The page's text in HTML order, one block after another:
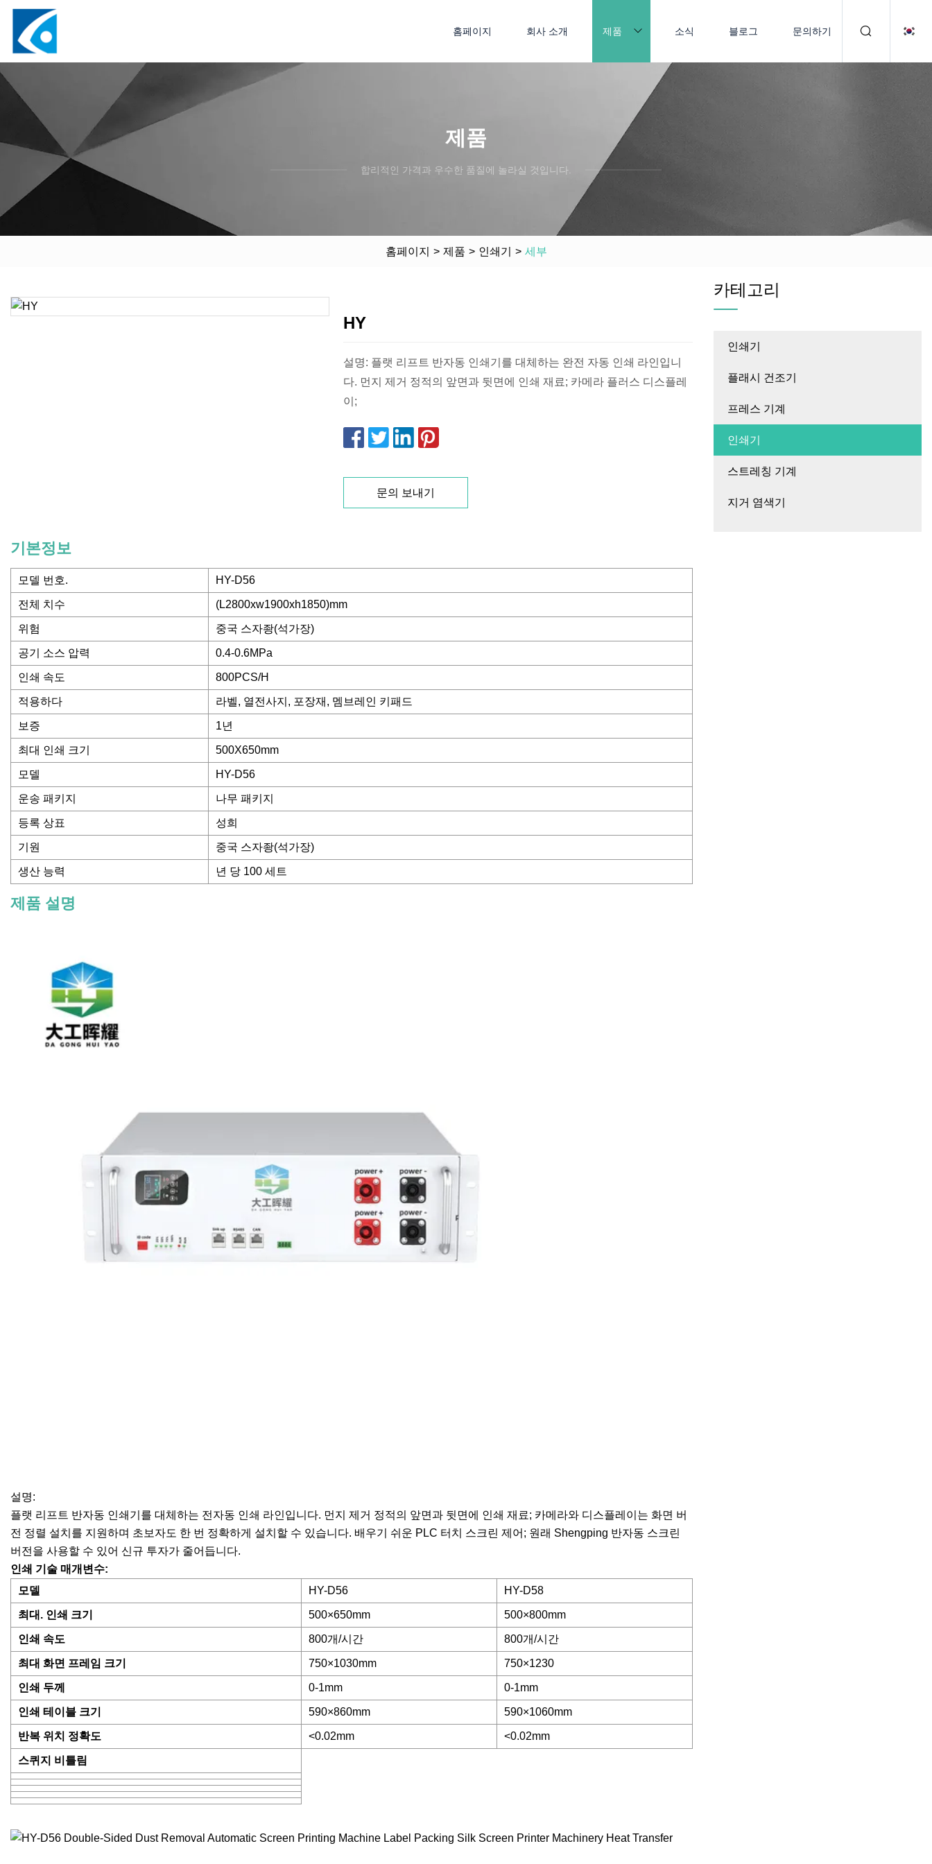
홈페이지 회사 소개 제품 소식 블로그 문의하기
제품
합리적인 가격과 우수한 품질에 놀라실 것입니다.
홈페이지 > 제품 > 인쇄기 > 세부
HY
설명: 플랫 리프트 반자동 인쇄기를 대체하는 완전 자동 인쇄 라인입니
다. 먼지 제거 정적의 앞면과 뒷면에 인쇄 재료; 카메라 플러스 디스플레
이;
문의 보내기
기본정보
모델 번호. HY-D56
전체 치수 (L2800xw1900xh1850)mm
위험 중국 스자좡(석가장)
공기 소스 압력 0.4-0.6MPa
인쇄 속도 800PCS/H
적용하다 라벨, 열전사지, 포장재, 멤브레인 키패드
보증 1년
최대 인쇄 크기 500X650mm
모델 HY-D56
운송 패키지 나무 패키지
등록 상표 성희
기원 중국 스자좡(석가장)
생산 능력 년 당 100 세트
제품 설명
설명:
플랫 리프트 반자동 인쇄기를 대체하는 전자동 인쇄 라인입니다. 먼지 제거 정적의 앞면과 뒷면에 인쇄 재료; 카메라와 디스플레이는 화면 버
전 정렬 설치를 지원하며 초보자도 한 번 정확하게 설치할 수 있습니다. 배우기 쉬운 PLC 터치 스크린 제어; 원래 Shengping 반자동 스크린
버전을 사용할 수 있어 신규 투자가 줄어듭니다.
인쇄 기술 매개변수:
모델
HY-D56 HY-D58
최대. 인쇄 크기 500×650mm 500×800mm
인쇄 속도 800개/시간 800개/시간
최대 화면 프레임 크기 750×1030mm 750×1230
인쇄 두께 0-1mm 0-1mm
인쇄 테이블 크기 590×860mm 590×1060mm
반복 위치 정확도 <0.02mm <0.02mm
스퀴지 비틀림
카테고리
인쇄기
플래시 건조기
프레스 기계
인쇄기
스트레칭 기계
지거 염색기